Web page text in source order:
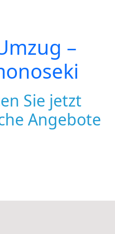
–
Sie jetzt
Angebote